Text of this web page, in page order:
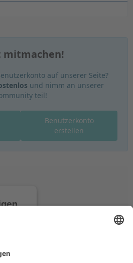
mitmachen!
auf unserer Seite?
und nimm an unserer
teil!
Benutzerkonto
erstellen
um